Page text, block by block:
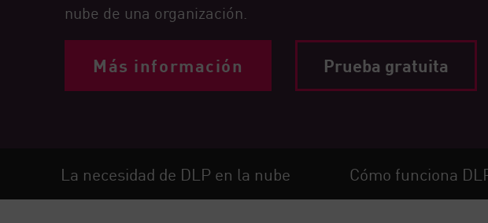
Exposure Prioritization
Cyber Asset Attack Surface Management
Remediación segura
Ver productos de la A a la Z
nube de una organización.
Más información Prueba gratuita
La necesidad de DLP en la nube Cómo funciona